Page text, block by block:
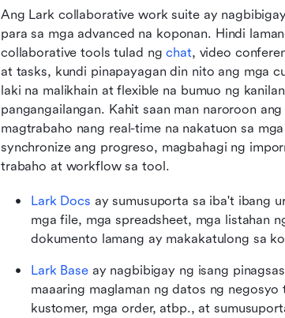
Ang Lark collaborative work suite ay
para sa mga advanced na koponan. Hindi
collaborative tools tulad ng chat, video
at tasks, kundi pinapayagan din nito ang mga
laki na malikhain at flexible na bumuo ng
pangangailangan. Kahit saan man naroroon
magtrabaho nang real-time na nakatuon sa
synchronize ang progreso, magbahagi ng
trabaho at workflow sa tool.
Lark Docs ay sumusuporta sa iba't ibang
mga file, mga spreadsheet, mga listahan
dokumento lamang ay makakatulong sa
Lark Base ay nagbibigay ng isang
maaaring maglaman ng datos ng
kustomer, mga order, atbp., at